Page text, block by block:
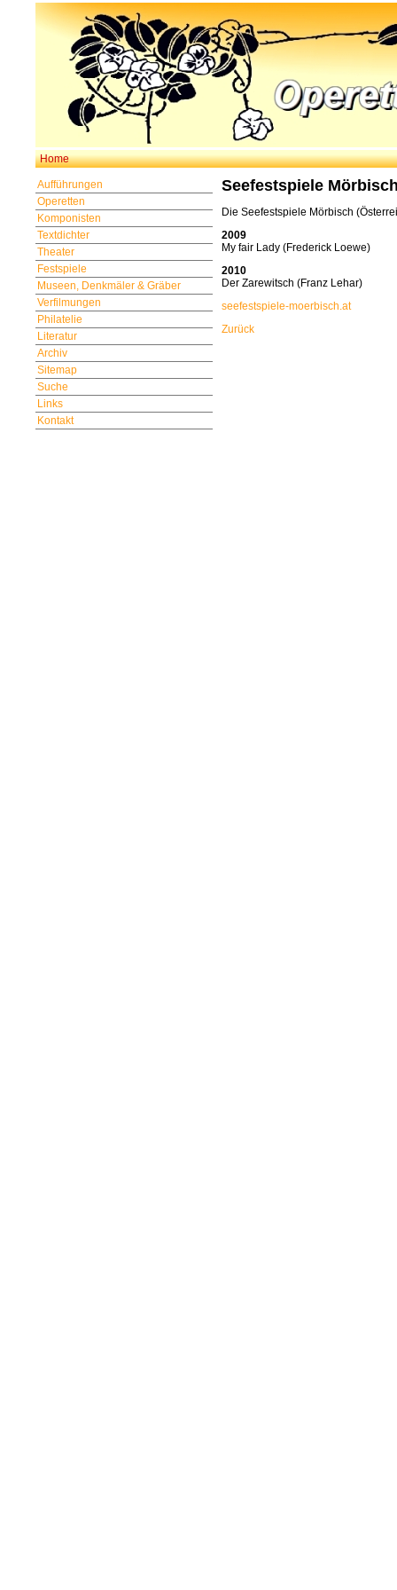
Home
Aufführungen
Operetten
Komponisten
Textdichter
Theater
Festspiele
Museen, Denkmäler & Gräber
Verfilmungen
Philatelie
Literatur
Archiv
Sitemap
Suche
Links
Kontakt
Seefestspiele
Die Seefestspiele Mörbisch
2009
My fair Lady (Frederick Loewe)
2010
Der Zarewitsch (Franz Lehar)
seefestspiele-moerbisch.at
Zurück